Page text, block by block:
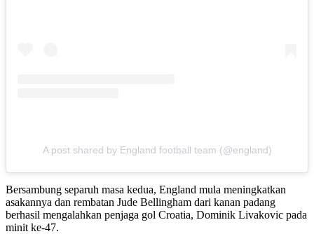
A post shared by England football team (@england)
Bersambung separuh masa kedua, England mula meningkatkan
asakannya dan rembatan Jude Bellingham dari kanan padang
berhasil mengalahkan penjaga gol Croatia, Dominik Livakovic pada
minit ke-47.